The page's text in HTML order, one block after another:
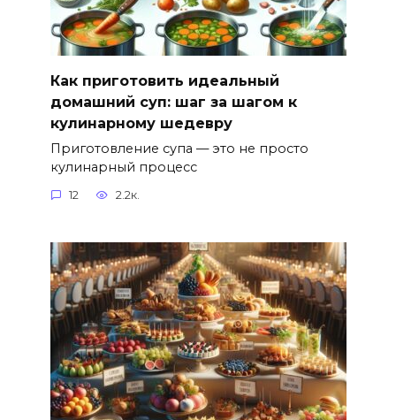
Как приготовить идеальный
домашний суп: шаг за шагом к
кулинарному шедевру
Приготовление супа — это не просто
кулинарный процесс
12 2.2к.